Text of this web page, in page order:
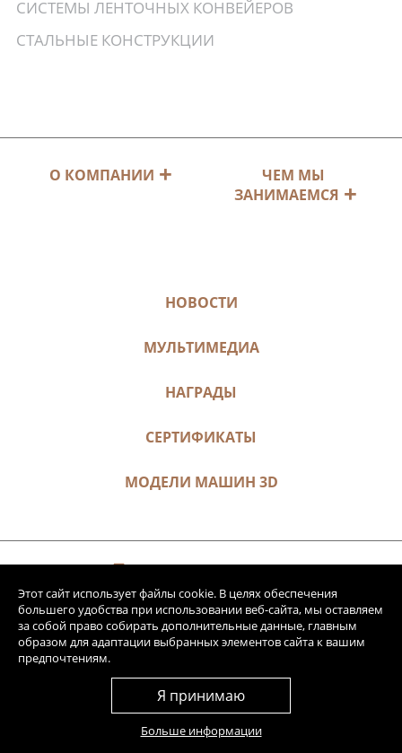
СИСТЕМЫ ЛЕНТОЧНЫХ КОНВЕЙЕРОВ
СТАЛЬНЫЕ КОНСТРУКЦИИ
О КОМПАНИИ
ЧЕМ МЫ
ЗАНИМАЕМСЯ
НОВОСТИ
МУЛЬТИМЕДИА
НАГРАДЫ
СЕРТИФИКАТЫ
МОДЕЛИ МАШИН 3D
Этот сайт использует файлы cookie. В целях обеспечения
большего удобства при использовании веб-сайта, мы оставляем
за собой право собирать дополнительные данные, главным
образом для адаптации выбранных элементов сайта к вашим
предпочтениям.
Я принимаю
Больше информации